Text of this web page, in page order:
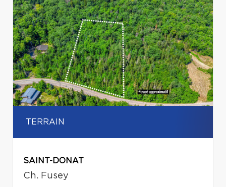
TERRAIN
SAINT-DONAT
Ch. Fusey